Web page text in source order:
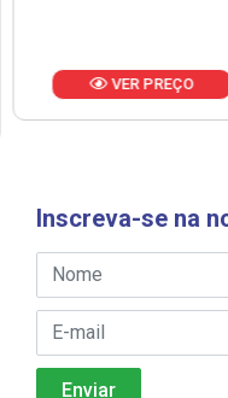
VER PREÇO
Inscreva-se na